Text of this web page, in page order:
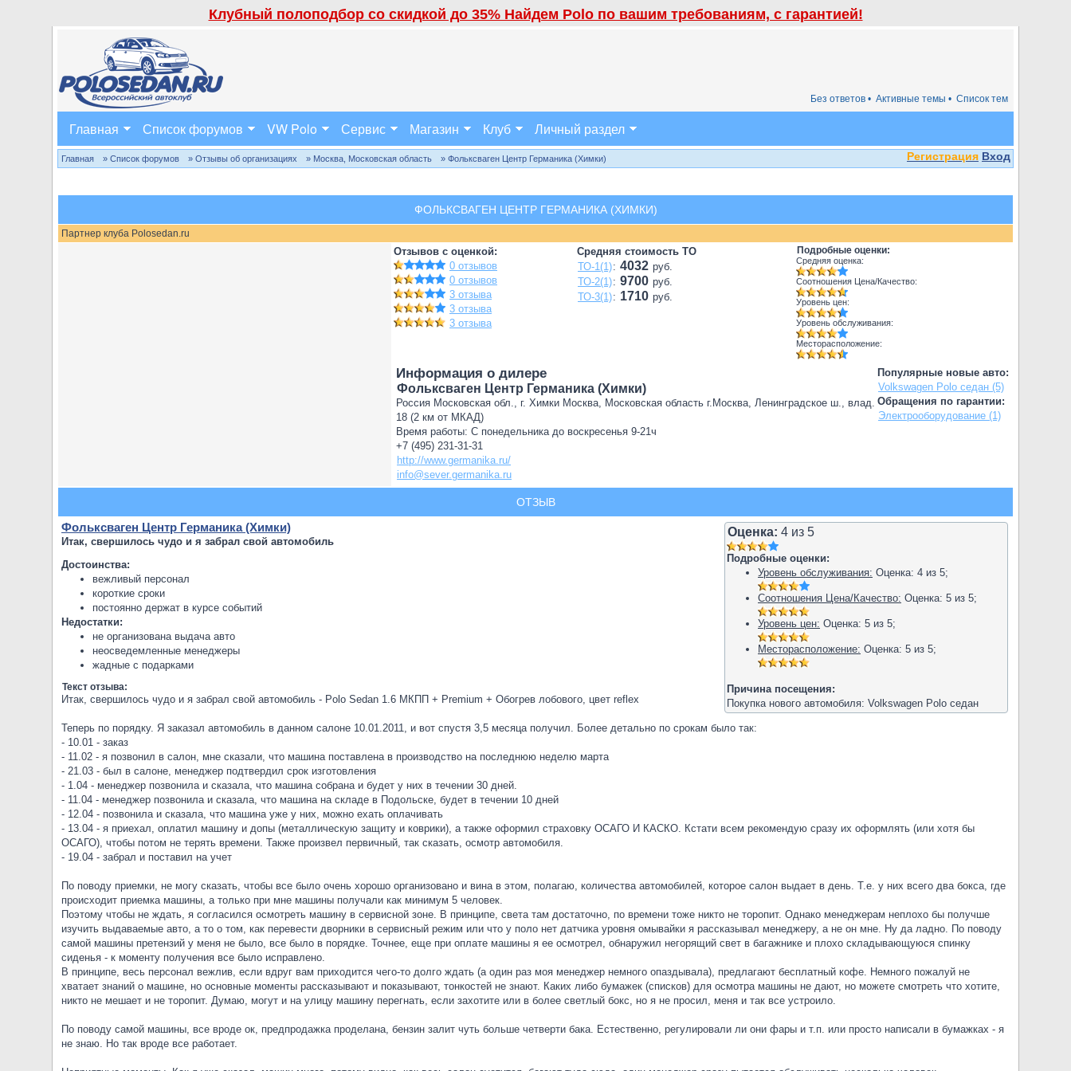
Клубный полоподбор со скидкой до 35% Найдем Polo по вашим требованиям, с гарантией!
Список тем
Активные темы •
Без ответов •
Главная Список форумов VW Polo Сервис Магазин Клуб Личный раздел
Регистрация Вход
Главная » Список форумов » Отзывы об организациях » Москва, Московская область » Фольксваген Центр Германика (Химки)
ФОЛЬКСВАГЕН ЦЕНТР ГЕРМАНИКА (ХИМКИ)
Партнер клуба Polosedan.ru
Отзывов с оценкой:
0 отзывов
0 отзывов
3 отзыва
3 отзыва
3 отзыва
Средняя стоимость ТО
ТО-1(1): 4032 руб.
ТО-2(1): 9700 руб.
ТО-3(1): 1710 руб.
Подробные оценки:
Средняя оценка:
Соотношения Цена/Качество:
Уровень цен:
Уровень обслуживания:
Месторасположение:
Популярные новые авто:
Volkswagen Polo седан (5)
Обращения по гарантии:
Электрооборудование (1)
Информация о дилере
Фольксваген Центр Германика (Химки)
Россия Московская обл., г. Химки Москва, Московская область г.Москва, Ленинградское ш., влад.
18 (2 км от МКАД)
Время работы: С понедельника до воскресенья 9-21ч
+7 (495) 231-31-31
http://www.germanika.ru/
info@sever.germanika.ru
ОТЗЫВ
Оценка: 4 из 5
Подробные оценки:
Уровень обслуживания: Оценка: 4 из 5;
Соотношения Цена/Качество: Оценка: 5 из 5;
Уровень цен: Оценка: 5 из 5;
Месторасположение: Оценка: 5 из 5;
Причина посещения:
Покупка нового автомобиля: Volkswagen Polo седан
Фольксваген Центр Германика (Химки)
Итак, свершилось чудо и я забрал свой автомобиль
Достоинства:
вежливый персонал
короткие сроки
постоянно держат в курсе событий
Недостатки:
не организована выдача авто
неосведемленные менеджеры
жадные с подарками
Текст отзыва:
Итак, свершилось чудо и я забрал свой автомобиль - Polo Sedan 1.6 МКПП + Premium + Обогрев лобового, цвет reflex
Теперь по порядку. Я заказал автомобиль в данном салоне 10.01.2011, и вот спустя 3,5 месяца получил. Более детально по срокам было так:
- 10.01 - заказ
- 11.02 - я позвонил в салон, мне сказали, что машина поставлена в производство на последнюю неделю марта
- 21.03 - был в салоне, менеджер подтвердил срок изготовления
- 1.04 - менеджер позвонила и сказала, что машина собрана и будет у них в течении 30 дней.
- 11.04 - менеджер позвонила и сказала, что машина на складе в Подольске, будет в течении 10 дней
- 12.04 - позвонила и сказала, что машина уже у них, можно ехать оплачивать
- 13.04 - я приехал, оплатил машину и допы (металлическую защиту и коврики), а также оформил страховку ОСАГО И КАСКО. Кстати всем рекомендую сразу их оформлять (или хотя бы
ОСАГО), чтобы потом не терять времени. Также произвел первичный, так сказать, осмотр автомобиля.
- 19.04 - забрал и поставил на учет
По поводу приемки, не могу сказать, чтобы все было очень хорошо организовано и вина в этом, полагаю, количества автомобилей, которое салон выдает в день. Т.е. у них всего два бокса, где
происходит приемка машины, а только при мне машины получали как минимум 5 человек.
Поэтому чтобы не ждать, я согласился осмотреть машину в сервисной зоне. В принципе, света там достаточно, по времени тоже никто не торопит. Однако менеджерам неплохо бы получше
изучить выдаваемые авто, а то о том, как перевести дворники в сервисный режим или что у поло нет датчика уровня омывайки я рассказывал менеджеру, а не он мне. Ну да ладно. По поводу
самой машины претензий у меня не было, все было в порядке. Точнее, еще при оплате машины я ее осмотрел, обнаружил негорящий свет в багажнике и плохо складывающуюся спинку
сиденья - к моменту получения все было исправлено.
В принципе, весь персонал вежлив, если вдруг вам приходится чего-то долго ждать (а один раз моя менеджер немного опаздывала), предлагают бесплатный кофе. Немного пожалуй не
хватает знаний о машине, но основные моменты рассказывают и показывают, тонкостей не знают. Каких либо бумажек (списков) для осмотра машины не дают, но можете смотреть что хотите,
никто не мешает и не торопит. Думаю, могут и на улицу машину перегнать, если захотите или в более светлый бокс, но я не просил, меня и так все устроило.
По поводу самой машины, все вроде ок, предпродажка проделана, бензин залит чуть больше четверти бака. Естественно, регулировали ли они фары и т.п. или просто написали в бумажках - я
не знаю. Но так вроде все работает.